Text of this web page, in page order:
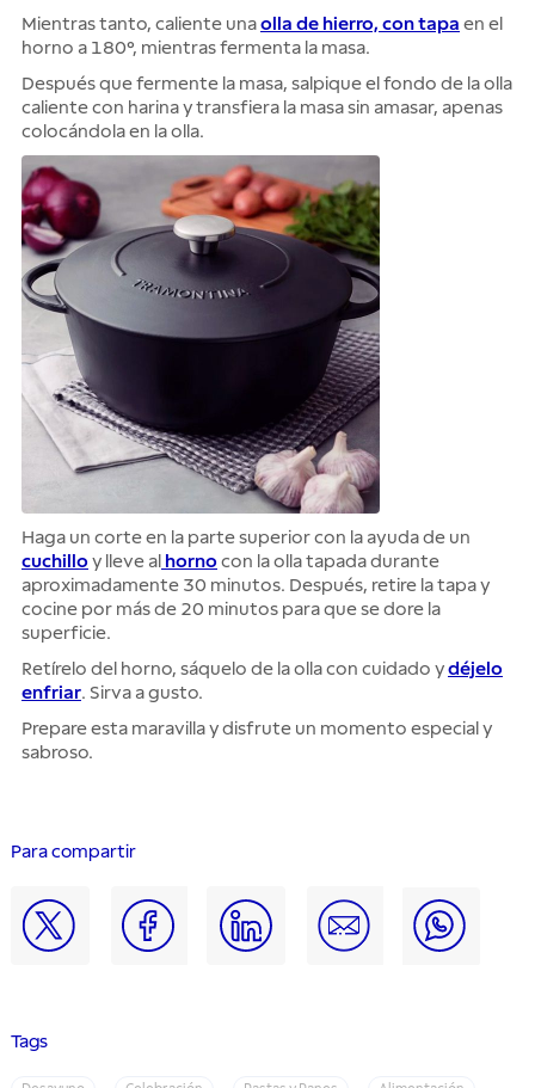
Para compartir
Tags
Mientras tanto, caliente unaolla de hierro, con tapa en el
horno a 180°, mientras fermenta la masa.
Después que fermente la masa, salpique el fondo de la olla
caliente con harina y transfiera la masa sin amasar, apenas
colocándola en la olla.
Haga un corte en la parte superior con la ayuda de un
cuchillo y lleve al horno con la olla tapada durante
aproximadamente 30 minutos. Después, retire la tapa y
cocine por más de 20 minutos para que se dore la
superficie.
Retírelo del horno, sáquelo de la olla con cuidado ydéjelo
enfriar. Sirva a gusto.
Prepare esta maravilla y disfrute un momento especial y
sabroso.